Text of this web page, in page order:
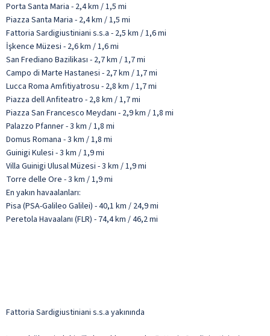
Porta Santa Maria - 2,4 km / 1,5 mi
Piazza Santa Maria - 2,4 km / 1,5 mi
Fattoria Sardigiustiniani s.s.a - 2,5 km / 1,6 mi
İşkence Müzesi - 2,6 km / 1,6 mi
San Frediano Bazilikası - 2,7 km / 1,7 mi
Campo di Marte Hastanesi - 2,7 km / 1,7 mi
Lucca Roma Amfitiyatrosu - 2,8 km / 1,7 mi
Piazza dell Anfiteatro - 2,8 km / 1,7 mi
Piazza San Francesco Meydanı - 2,9 km / 1,8 mi
Palazzo Pfanner - 3 km / 1,8 mi
Domus Romana - 3 km / 1,8 mi
Guinigi Kulesi - 3 km / 1,9 mi
Villa Guinigi Ulusal Müzesi - 3 km / 1,9 mi
Torre delle Ore - 3 km / 1,9 mi
En yakın havaalanları:
Pisa (PSA-Galileo Galilei) - 40,1 km / 24,9 mi
Peretola Havaalanı (FLR) - 74,4 km / 46,2 mi
Fattoria Sardigiustiniani s.s.a yakınında